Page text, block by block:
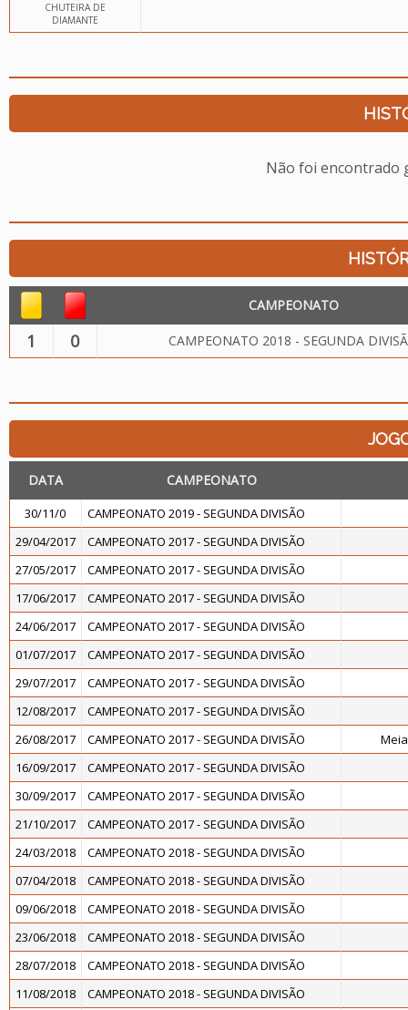
CHUTEIRA DE
DIAMANTE
Não foi encontrado
CAMPEONATO
1 0 CAMPEONATO 2018 - SEGUNDA
DATA CAMPEONATO
30/11/0
CAMPEONATO 2019 - SEGUNDA DIVISÃO
29/04/2017
CAMPEONATO 2017 - SEGUNDA DIVISÃO
27/05/2017
CAMPEONATO 2017 - SEGUNDA DIVISÃO
17/06/2017
CAMPEONATO 2017 - SEGUNDA DIVISÃO
24/06/2017
CAMPEONATO 2017 - SEGUNDA DIVISÃO
01/07/2017
CAMPEONATO 2017 - SEGUNDA DIVISÃO
29/07/2017
CAMPEONATO 2017 - SEGUNDA DIVISÃO
12/08/2017
CAMPEONATO 2017 - SEGUNDA DIVISÃO
26/08/2017
CAMPEONATO 2017 - SEGUNDA DIVISÃO
16/09/2017
CAMPEONATO 2017 - SEGUNDA DIVISÃO
30/09/2017
CAMPEONATO 2017 - SEGUNDA DIVISÃO
21/10/2017
CAMPEONATO 2017 - SEGUNDA DIVISÃO
24/03/2018
CAMPEONATO 2018 - SEGUNDA DIVISÃO
07/04/2018
CAMPEONATO 2018 - SEGUNDA DIVISÃO
09/06/2018
CAMPEONATO 2018 - SEGUNDA DIVISÃO
23/06/2018
CAMPEONATO 2018 - SEGUNDA DIVISÃO
28/07/2018
CAMPEONATO 2018 - SEGUNDA DIVISÃO
11/08/2018
CAMPEONATO 2018 - SEGUNDA DIVISÃO